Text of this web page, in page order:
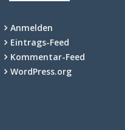
Anmelden
Eintrags-Feed
Kommentar-Feed
WordPress.org